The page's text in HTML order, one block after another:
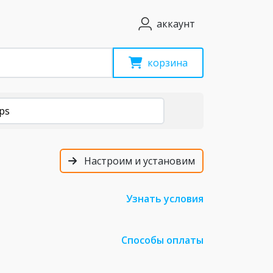
аккаунт
корзина
Настроим и установим
Узнать условия
Способы оплаты